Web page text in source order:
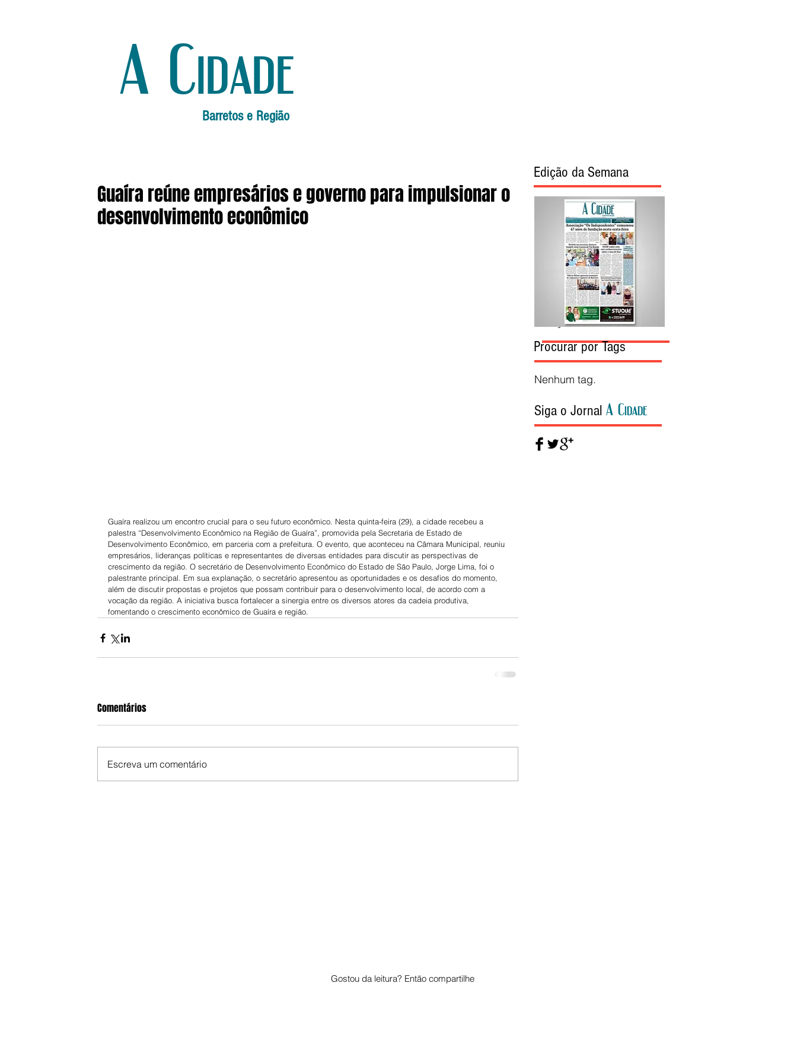
A Cidade
Barretos e Região
Guaíra reúne empresários e governo para impulsionar o
desenvolvimento econômico
Guaíra realizou um encontro crucial para o seu futuro econômico. Nesta quinta-feira (29), a cidade recebeu a
palestra “Desenvolvimento Econômico na Região de Guaíra”, promovida pela Secretaria de Estado de
Desenvolvimento Econômico, em parceria com a prefeitura. O evento, que aconteceu na Câmara Municipal, reuniu
empresários, lideranças políticas e representantes de diversas entidades para discutir as perspectivas de
crescimento da região. O secretário de Desenvolvimento Econômico do Estado de São Paulo, Jorge Lima, foi o
palestrante principal. Em sua explanação, o secretário apresentou as oportunidades e os desafios do momento,
além de discutir propostas e projetos que possam contribuir para o desenvolvimento local, de acordo com a
vocação da região. A iniciativa busca fortalecer a sinergia entre os diversos atores da cadeia produtiva,
fomentando o crescimento econômico de Guaíra e região.
Comentários
Escreva um comentário
Edição da Semana
Edição da Semana
Procurar por Tags
Nenhum tag.
Siga o Jornal A Cidade
Gostou da leitura? Então compartilhe